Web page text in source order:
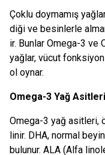
Çoklu doymamış
diği ve besinlerle
ir. Bunlar Omega-3 ve
yağlar, vücut
ol oynar.
Omega-3 Yağ Asitleri
Omega-3 yağ asitleri,
linir. DHA, normal
bulunur. ALA (Alfa